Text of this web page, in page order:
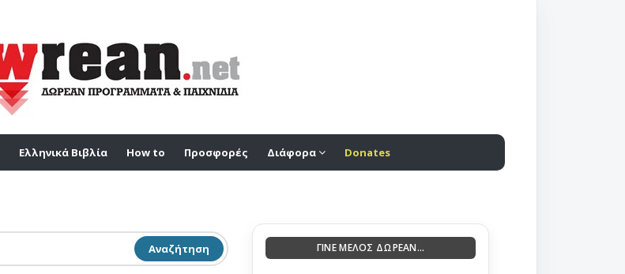
Ελληνικά Βιβλία How to Προσφορές Διάφορα Donates
Αναζήτηση ΓΙΝΕ ΜΕΛΟΣ ΔΩΡΕΑΝ...